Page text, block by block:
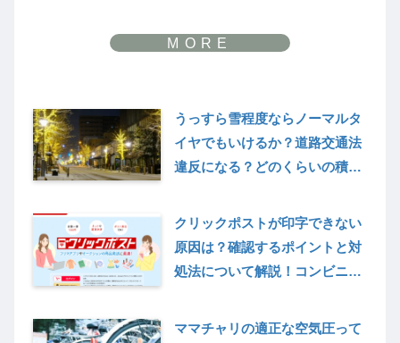
うっすら雪程度ならノーマルタ
イヤでもいけるか？道路交通法
違反になる？どのくらいの積雪
を起こして迷惑にならないよう
に対策はどうするか
クリックポストが印字できない
原因は？確認するポイントと対
処法について解説！コンビニで
ママチャリの適正な空気圧って